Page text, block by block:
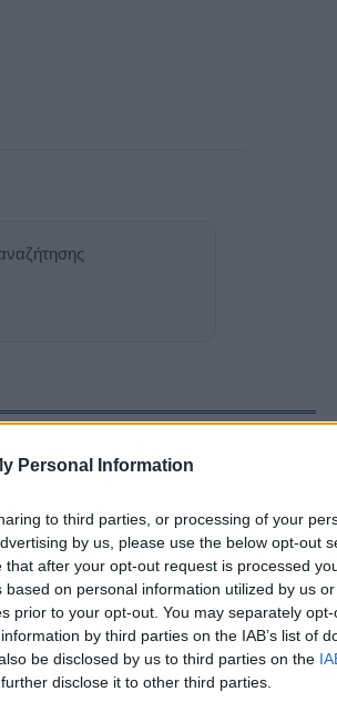
Personal Information
to third parties, or processing of your
by us, please use the below opt-out
after your opt-out request is processed
on personal information utilized by us
prior to your opt-out. You may separately
by third parties on the IAB’s list of
be disclosed by us to third parties on the
disclose it to other third parties.